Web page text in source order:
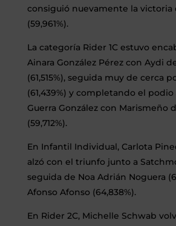
consiguió nuevamente la victoria
(59,961%).
La categoría Rider 1C estuvo
Ainara González Pérez con Aydi
(61,515%), seguida muy de cerca
(61,439%) y completando el podio
Guerra González con Marismeño
(59,712%).
En Infantil Individual, Carlota
alzó con el triunfo junto a
seguida de Noa Adrián Noguera
Afonso Afonso (64,838%).
En Rider 2C, Michelle Schwab